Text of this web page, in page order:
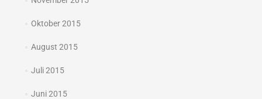
Oktober 2015
August 2015
Juli 2015
Juni 2015